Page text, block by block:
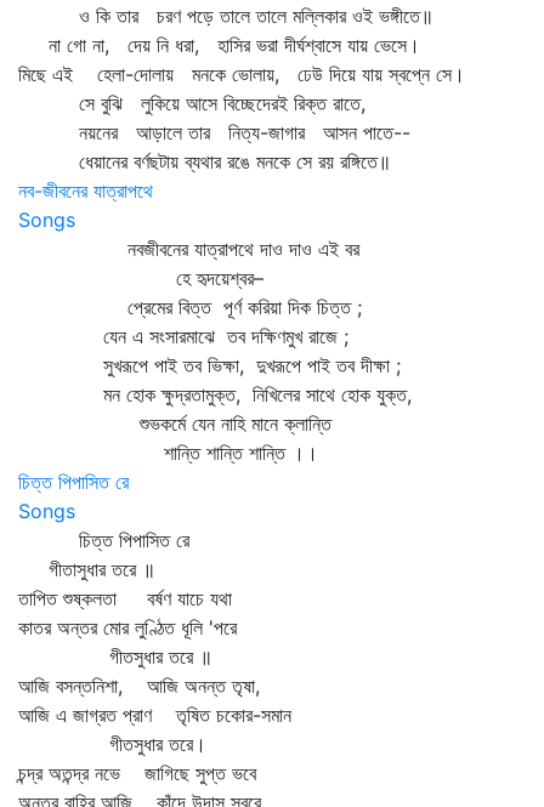
ও কি তার চরণ পড়ে তালে তালে মল্লিকার ওই ভঙ্গীতে॥
না গো না, দেয় নি ধরা, হাসির ভরা দীর্ঘশ্বাসে যায় ভেসে।
মিছে এই হেলা-দোলায় মনকে ভোলায়, ঢেউ দিয়ে যায় স্বপ্নে সে।
সে বুঝি লুকিয়ে আসে বিচ্ছেদেরই রিক্ত রাতে,
নয়নের আড়ালে তার নিত্য-জাগার আসন পাতে--
ধেয়ানের বর্ণছটায় ব্যথার রঙে মনকে সে রয় রঙ্গিতে॥
নব-জীবনের যাত্রাপথে
Songs
নবজীবনের যাত্রাপথে দাও দাও এই বর
হে হৃদয়েশ্বর–
প্রেমের বিত্ত পূর্ণ করিয়া দিক চিত্ত ;
যেন এ সংসারমাঝে তব দক্ষিণমুখ রাজে ;
সুখরূপে পাই তব ভিক্ষা, দুখরূপে পাই তব দীক্ষা ;
মন হোক ক্ষুদ্রতামুক্ত, নিখিলের সাথে হোক যুক্ত,
শুভকর্মে যেন নাহি মানে ক্লান্তি
শান্তি শান্তি শান্তি ।।
চিত্ত পিপাসিত রে
Songs
চিত্ত পিপাসিত রে
গীতাসুধার তরে ॥
তাপিত শুষ্কলতা বর্ষণ যাচে যথা
কাতর অন্তর মোর লুণ্ঠিত ধূলি 'পরে
গীতসুধার তরে ॥
আজি বসন্তনিশা, আজি অনন্ত তৃষা,
আজি এ জাগ্রত প্রাণ তৃষিত চকোর-সমান
গীতসুধার তরে।
চন্দ্র অতন্দ্র নভে জাগিছে সুপ্ত ভবে
অন্তর বাহির আজি কাঁদে উদাস স্বরে